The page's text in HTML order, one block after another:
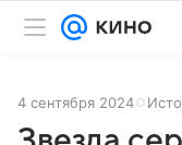
4 сентября 2024